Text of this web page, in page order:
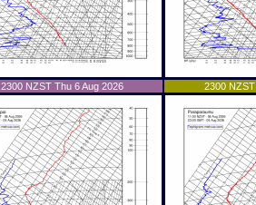
2300 NZST Thu 6 Aug 2026 2300